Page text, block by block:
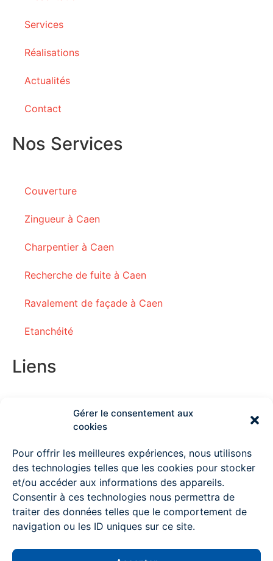
Gérer le consentement aux
cookies
Pour offrir les meilleures expériences, nous utilisons
des technologies telles que les cookies pour stocker
et/ou accéder aux informations des appareils.
Consentir à ces technologies nous permettra de
traiter des données telles que le comportement de
navigation ou les ID uniques sur ce site.
Services
Réalisations
Actualités
Contact
Nos Services
Couverture
Zingueur à Caen
Charpentier à Caen
Recherche de fuite à Caen
Ravalement de façade à Caen
Etanchéité
Liens
Couvreur Deauville
Couvreur Ouistreham
Couvreur à Pont l’Evêque
Couvreur Mondeville